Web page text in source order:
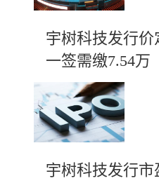
宇树科技发行价
一签需缴7.54万
宇树科技发行市